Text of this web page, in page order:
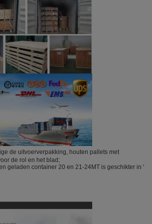
de uitvoerverpakking, houten pallets met
de rol en het blad;
geladen container 20 en 21-24MT is geschikter in '